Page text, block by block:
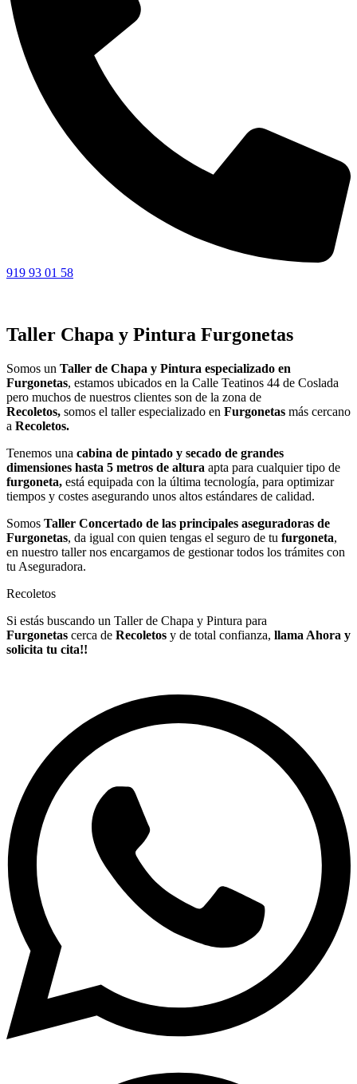
919 93 01 58
Taller Chapa y Pintura Furgonetas
Somos un Taller de Chapa y Pintura especializado en
Furgonetas, estamos ubicados en la Calle Teatinos 44 de Coslada
pero muchos de nuestros clientes son de la zona de
Recoletos, somos el taller especializado en Furgonetas más cercano
a Recoletos.
Tenemos una cabina de pintado y secado de grandes
dimensiones hasta 5 metros de altura apta para cualquier tipo de
furgoneta, está equipada con la última tecnología, para optimizar
tiempos y costes asegurando unos altos estándares de calidad.
Somos Taller Concertado de las principales aseguradoras de
Furgonetas, da igual con quien tengas el seguro de tu furgoneta,
en nuestro taller nos encargamos de gestionar todos los trámites con
tu Aseguradora.
Recoletos
Si estás buscando un Taller de Chapa y Pintura para
Furgonetas cerca de Recoletos y de total confianza, llama Ahora y
solicita tu cita!!